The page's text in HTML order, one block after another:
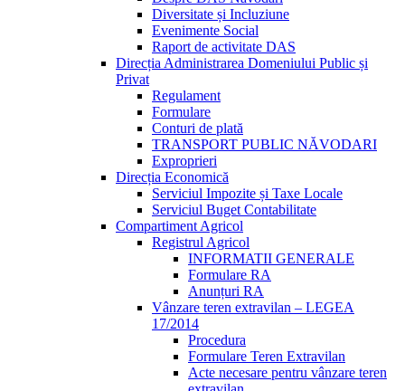
Diversitate și Incluziune
Evenimente Social
Raport de activitate DAS
Direcția Administrarea Domeniului Public și
Privat
Regulament
Formulare
Conturi de plată
TRANSPORT PUBLIC NĂVODARI
Exproprieri
Direcția Economică
Serviciul Impozite și Taxe Locale
Serviciul Buget Contabilitate
Compartiment Agricol
Registrul Agricol
INFORMATII GENERALE
Formulare RA
Anunțuri RA
Vânzare teren extravilan – LEGEA
17/2014
Procedura
Formulare Teren Extravilan
Acte necesare pentru vânzare teren